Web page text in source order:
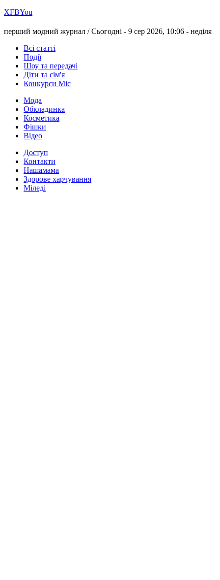
ХFBYou
перший модний журнал /Сьогодні - 9 сер 2026, 10:06 - неділя
Всі статті
Події
Шоу та передачі
Діти та сім'я
Конкурси Міс
Мода
Обкладинка
Косметика
Фішки
Відео
Доступ
Контакти
Нашамама
Здорове харчування
Міледі